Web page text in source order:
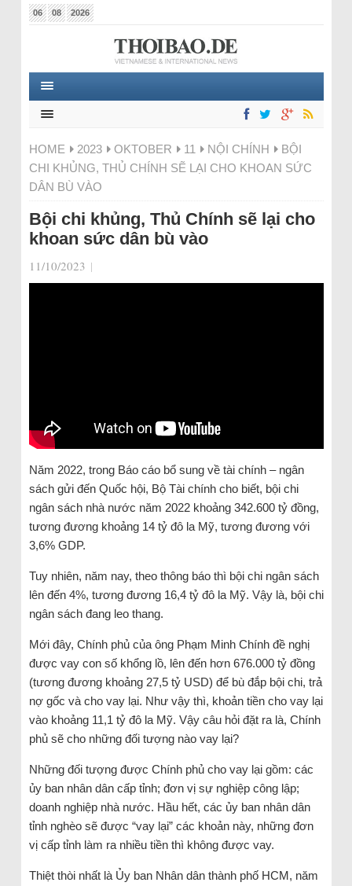
06 08 2026
HOME 2023 OKTOBER 11 NỘI CHÍNH
BỘI
CHI KHỦNG, THỦ CHÍNH SẼ LẠI CHO KHOAN SỨC
DÂN BÙ VÀO
Bội chi khủng, Thủ Chính sẽ lại cho
khoan sức dân bù vào
11/10/2023 |
Năm 2022, trong Báo cáo bổ sung về tài chính – ngân
sách gửi đến Quốc hội, Bộ Tài chính cho biết, bội chi
ngân sách nhà nước năm 2022 khoảng 342.600 tỷ đồng,
tương đương khoảng 14 tỷ đô la Mỹ, tương đương với
3,6% GDP.
Tuy nhiên, năm nay, theo thông báo thì bội chi ngân sách
lên đến 4%, tương đương 16,4 tỷ đô la Mỹ. Vậy là, bội chi
ngân sách đang leo thang.
Mới đây, Chính phủ của ông Phạm Minh Chính đề nghị
được vay con số khổng lồ, lên đến hơn 676.000 tỷ đồng
(tương đương khoảng 27,5 tỷ USD) để bù đắp bội chi, trả
nợ gốc và cho vay lại. Như vậy thì, khoản tiền cho vay lại
vào khoảng 11,1 tỷ đô la Mỹ. Vậy câu hỏi đặt ra là, Chính
phủ sẽ cho những đối tượng nào vay lại?
Những đối tượng được Chính phủ cho vay lại gồm: các
ủy ban nhân dân cấp tỉnh; đơn vị sự nghiệp công lập;
doanh nghiệp nhà nước. Hầu hết, các ủy ban nhân dân
tỉnh nghèo sẽ được “vay lại” các khoản này, những đơn
vị cấp tỉnh làm ra nhiều tiền thì không được vay.
Thiệt thòi nhất là Ủy ban Nhân dân thành phố HCM, năm